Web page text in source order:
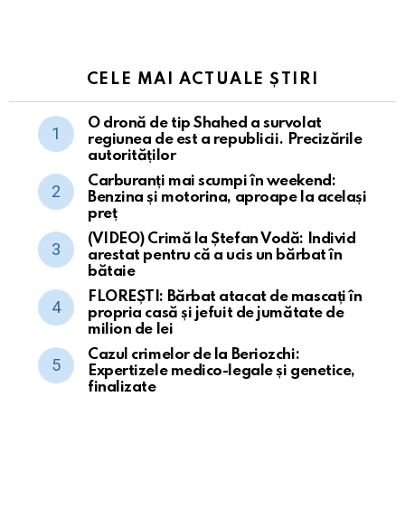
CELE MAI ACTUALE ȘTIRI
O dronă de tip Shahed a survolat
regiunea de est a republicii. Precizările
autorităților
Carburanți mai scumpi în weekend:
Benzina și motorina, aproape la același
preț
(VIDEO) Crimă la Ștefan Vodă: Individ
arestat pentru că a ucis un bărbat în
bătaie
FLOREȘTI: Bărbat atacat de mascați în
propria casă și jefuit de jumătate de
milion de lei
Cazul crimelor de la Beriozchi:
Expertizele medico-legale și genetice,
finalizate